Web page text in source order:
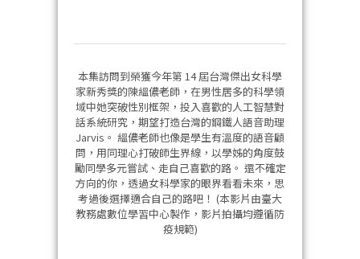
本集訪問到榮獲今年第 14 屆台灣傑出女科學
家新秀獎的陳縕儂老師，在男性居多的科學領
域中她突破性別框架，投入喜歡的人工智慧對
話系統研究，期望打造台灣的鋼鐵人語音助理
Jarvis。 縕儂老師也像是學生有溫度的語音顧
問，用同理心打破師生界線，以學姊的角度鼓
勵同學多元嘗試、走自己喜歡的路。 還不確定
方向的你，透過女科學家的眼界看看未來，思
考過後選擇適合自己的路吧！ (本影片由臺大
教務處數位學習中心製作，影片拍攝均遵循防
疫規範)